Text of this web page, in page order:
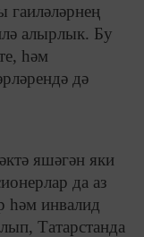
гаиләләрнең
алырлык. Бу
һәм
дә
яшәгән яки
да аз
һәм инвалид
Татарстанда